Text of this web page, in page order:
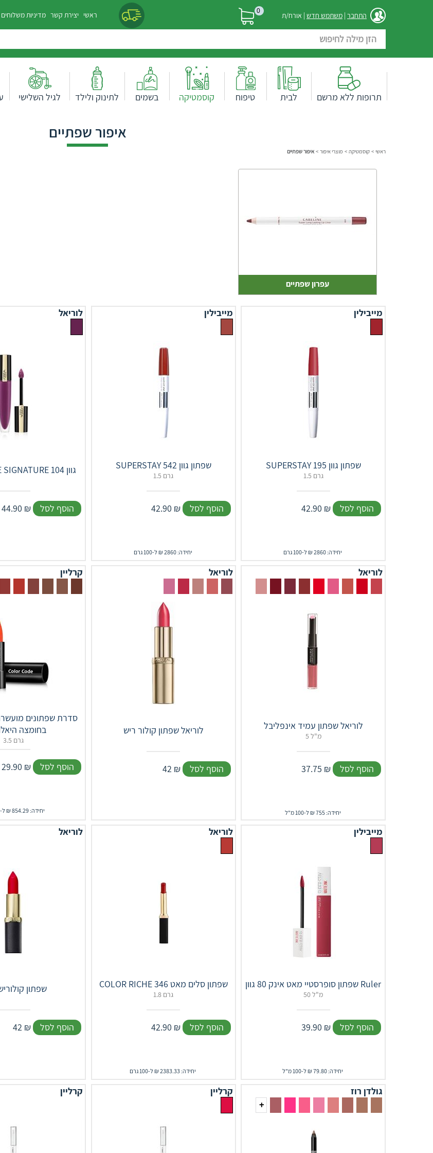
התחבר | משתמש חדש | אורח/ת 0 ראשי יצירת קשר מדיניות משלוחים
תרופות ללא מרשם לבית טיפוח קוסמטיקה בשמים לתינוק ולילד לגיל השלישי
איפור שפתיים
ראשי > קוסמטיקה > מוצרי איפור > איפור שפתיים
עפרון שפתיים
מייבילין
SUPERSTAY שפתון גוון 195
1.5 גרם
42.90 ₪ הוסף לסל
יחידה: 2860 ₪ ל-100 גרם
מייבילין
SUPERSTAY שפתון גוון 542
1.5 גרם
42.90 ₪ הוסף לסל
יחידה: 2860 ₪ ל-100 גרם
לוריאל
שפתון ‎ROUGE‎ ‎SIGNATURE‎ גוון 104
44.90 ₪ הוסף לסל
לוריאל
לוריאל שפתון עמיד אינפליבל
5 מ"ל
37.75 ₪ הוסף לסל
יחידה: 755 ₪ ל-100 מ"ל
לוריאל
לוריאל שפתון קולור ריש
42 ₪ הוסף לסל
קרליין
בחומצה
3.5 גרם
29.90 ₪ הוסף לסל
יחידה: 854.29 ₪ ל-100 גרם
מייבילין
שפתון סופרסטיי מאט אינק 80 גוון Ruler
50 מ"ל
39.90 ₪ הוסף לסל
יחידה: 79.80 ₪ ל-100 מ"ל
לוריאל
COLOR RICHE שפתון סלים מאט 346
1.8 גרם
42.90 ₪ הוסף לסל
יחידה: 2383.33 ₪ ל-100 גרם
לוריאל
שפתון
42 ₪ הוסף לסל
גולדן רוז
+
קרליין קרליין